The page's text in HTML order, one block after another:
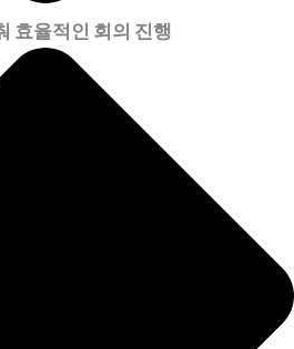
효율적인 회의 진행